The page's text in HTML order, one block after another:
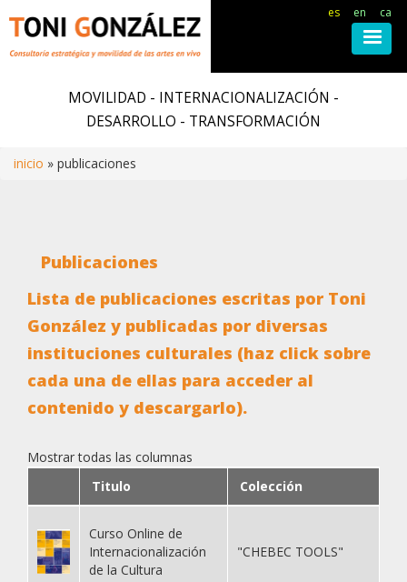
MOVILIDAD - INTERNACIONALIZACIÓN -
DESARROLLO - TRANSFORMACIÓN
navegación
inicio publicaciones
es en ca
Publicaciones
Lista de publicaciones escritas por Toni
González y publicadas por diversas
instituciones culturales (haz click sobre
cada una de ellas para acceder al
contenido y descargarlo).
Mostrar todas las columnas
Titulo
Colección
Curso Online de
Internacionalización
de la Cultura
"CHEBEC TOOLS"